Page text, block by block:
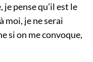
je pense qu’il est le
moi, je ne serai
si on me convoque,